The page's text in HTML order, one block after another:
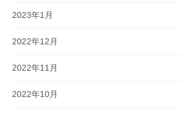
2023年1月
2022年12月
2022年11月
2022年10月